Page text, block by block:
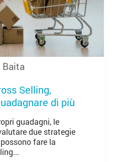
Selling,
di più
guadagni, le
due strategie
fare la
Baita